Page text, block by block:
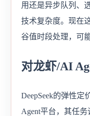
用还是异步队列、
技术复杂度。现在
谷值时段处理，可
对龙虾/AI
DeepSeek的弹性
Agent平台，其任